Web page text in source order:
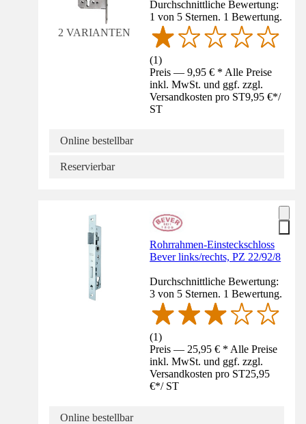
2 VARIANTEN
Durchschnittliche Bewertung:
1 von 5 Sternen. 1 Bewertung.
(1)
Preis — 9,95 € * Alle Preise
inkl. MwSt. und ggf. zzgl.
Versandkosten pro ST9,95 €*/
ST
Online bestellbar
Reservierbar
Rohrrahmen-Einsteckschloss
Bever links/rechts, PZ 22/92/8
Durchschnittliche Bewertung:
3 von 5 Sternen. 1 Bewertung.
(1)
Preis — 25,95 € * Alle Preise
inkl. MwSt. und ggf. zzgl.
Versandkosten pro ST25,95
€*/ ST
Online bestellbar